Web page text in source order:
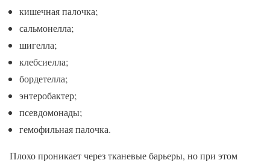
кишечная палочка;
сальмонелла;
шигелла;
клебсиелла;
бордетелла;
энтеробактер;
псевдомонады;
гемофильная палочка.
Плохо проникает через тканевые барьеры, но при этом